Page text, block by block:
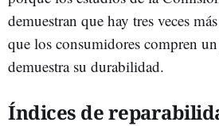
demuestran que hay tres veces
que los consumidores compren
demuestra su durabilidad.
Índices de